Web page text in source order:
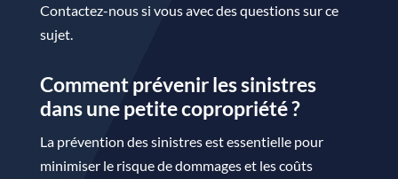
Contactez-nous si vous avec des questions sur ce
sujet.
Comment prévenir les sinistres
dans une petite copropriété ?
La prévention des sinistres est essentielle pour
minimiser le risque de dommages et les coûts